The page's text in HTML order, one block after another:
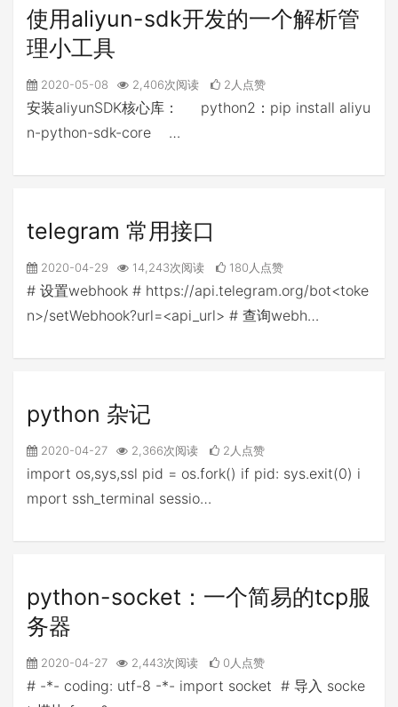
使用aliyun-sdk开发的一个解析管
理小工具
2020-05-08 2,406次阅读 2人点赞
安装aliyunSDK核心库： python2：pip install aliyu
n-python-sdk-core …
telegram 常用接口
2020-04-29 14,243次阅读 180人点赞
# 设置webhook # https://api.telegram.org/bot<toke
n>/setWebhook?url=<api_url> # 查询webh…
python 杂记
2020-04-27 2,366次阅读 2人点赞
import os,sys,ssl pid = os.fork() if pid: sys.exit(0) i
mport ssh_terminal sessio…
python-socket：一个简易的tcp服
务器
2020-04-27 2,443次阅读 0人点赞
# -*- coding: utf-8 -*- import socket # 导入 socke